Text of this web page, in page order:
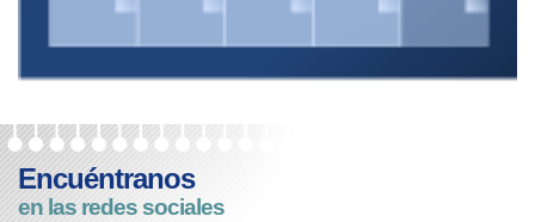
Encuéntranos
en las redes sociales